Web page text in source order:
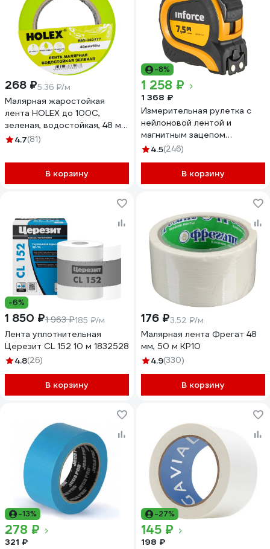
268 ₽5.36 ₽/м
Малярная жаростойкая
лента HOLEX до 100С,
зеленая, водостойкая, 48 мм,
50 м HAS-382277
4.7(81)
В корзину
-8%
1 258 ₽
1 368 ₽
Измерительная рулетка с
нейлоновой лентой и
магнитным зацепом
7.5x27мм Inforce 06-11-47
4.5(246)
В корзину
-6%
1 850 ₽1 963 ₽185 ₽/м
Лента уплотнительная
Церезит CL 152 10 м 1832528
4.8(26)
В корзину
176 ₽3.52 ₽/м
Малярная лента Фрегат 48
мм, 50 м КР10
4.9(330)
В корзину
-13%
278 ₽
321 ₽
-27%
145 ₽
198 ₽